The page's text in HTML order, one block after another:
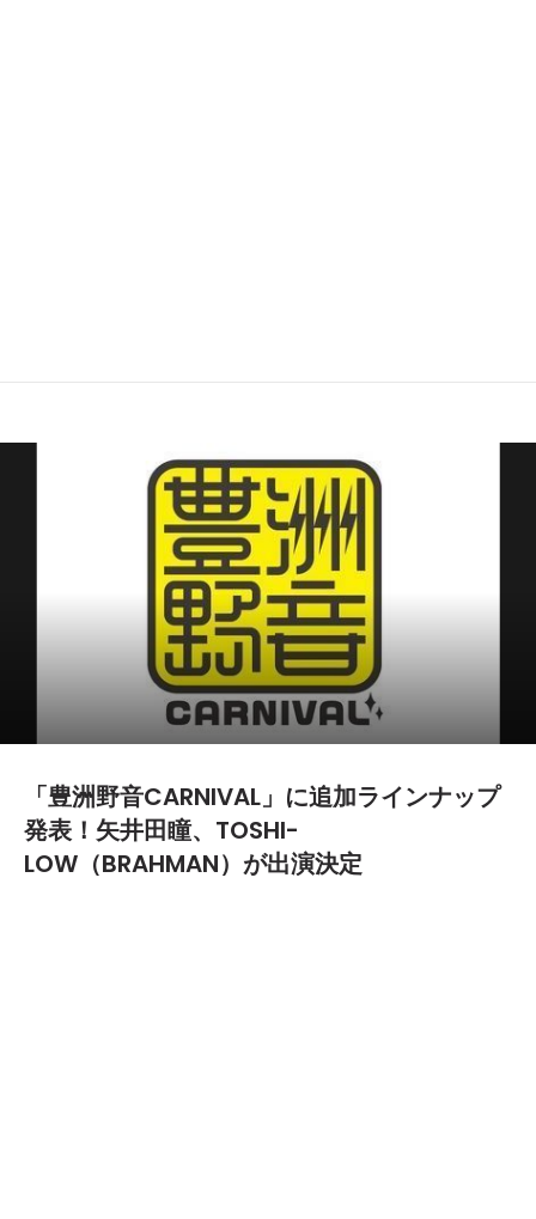
「豊洲野音CARNIVAL」に追加ラインナップ
発表！矢井田瞳、TOSHI-
LOW（BRAHMAN）が出演決定